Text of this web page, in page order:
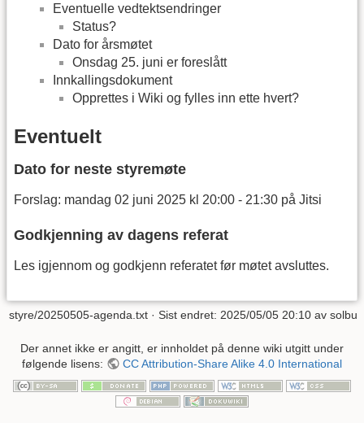
Eventuelle vedtektsendringer
Status?
Dato for årsmøtet
Onsdag 25. juni er foreslått
Innkallingsdokument
Opprettes i Wiki og fylles inn ette hvert?
Eventuelt
Dato for neste styremøte
Forslag: mandag 02 juni 2025 kl 20:00 - 21:30 på Jitsi
Godkjenning av dagens referat
Les igjennom og godkjenn referatet før møtet avsluttes.
styre/20250505-agenda.txt · Sist endret: 2025/05/05 20:10 av solbu
Der annet ikke er angitt, er innholdet på denne wiki utgitt under
følgende lisens:
CC Attribution-Share Alike 4.0 International